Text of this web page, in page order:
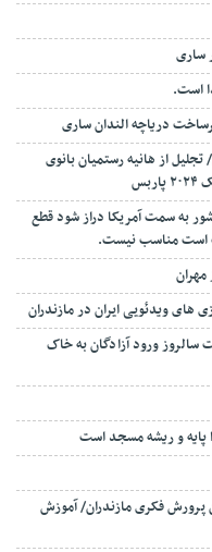
ساری
است.
تجلیل از هانیه رستمیان بانوی
به سمت آمريکا دراز شود قطع
است مناسب نیست.
ویدئویی ایران در مازندران
سالروز ورود آزادگان به خاک
و ریشه مسجد است
پرورش فکری مازندران/ آموزش